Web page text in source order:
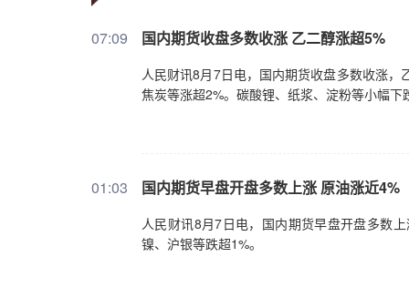
07:09 ​国内期货收盘多数收涨 乙二醇涨超5%
人民财讯8月7日电，国内期货收盘多数收涨
焦炭等涨超2%。碳酸锂、纸浆、淀粉等小幅下
01:03 国内期货早盘开盘多数上涨 原油涨近4%
人民财讯8月7日电，国内期货早盘开盘多数
镍、沪银等跌超1%。